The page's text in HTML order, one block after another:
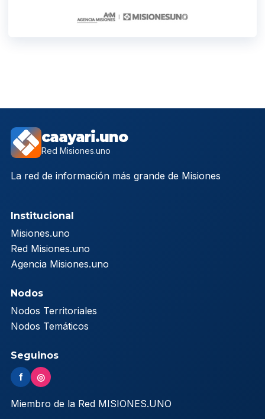
caayari.uno
Red Misiones.uno
La red de información más grande de Misiones
Institucional
Misiones.uno
Red Misiones.uno
Agencia Misiones.uno
Nodos
Nodos Territoriales
Nodos Temáticos
Seguinos
f ◎
Miembro de la Red MISIONES.UNO